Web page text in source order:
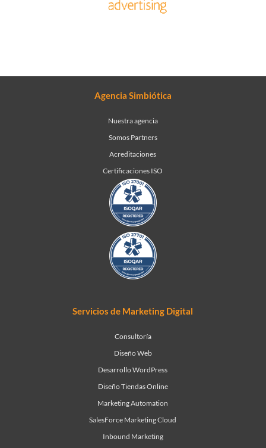
Agencia Simbiótica
Nuestra agencia
Somos Partners
Acreditaciones
Certificaciones ISO
Servicios de Marketing Digital
Consultoría
Diseño Web
Desarrollo WordPress
Diseño Tiendas Online
Marketing Automation
SalesForce Marketing Cloud
Inbound Marketing